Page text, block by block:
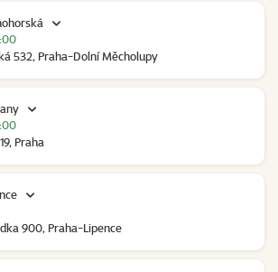
532, Praha-Dolní Měcholupy
Praha
900, Praha-Lipence